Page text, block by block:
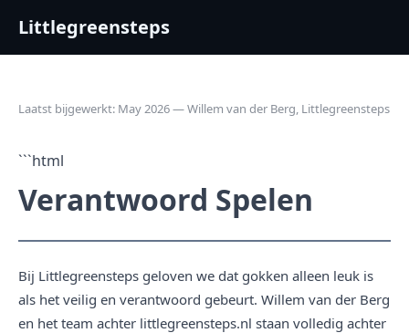
Littlegreensteps
Laatst bijgewerkt: May 2026 — Willem van der Berg, Littlegreensteps
```html
Verantwoord Spelen
Bij Littlegreensteps geloven we dat gokken alleen leuk is
als het veilig en verantwoord gebeurt. Willem van der Berg
en het team achter littlegreensteps.nl staan volledig achter